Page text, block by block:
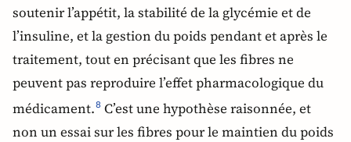
soutenir l’appétit, la stabilité de la glycémie et de
l’insuline, et la gestion du poids pendant et après le
traitement, tout en précisant que les fibres ne
peuvent pas reproduire l’effet pharmacologique du
médicament.8 C’est une hypothèse raisonnée, et
non un essai sur les fibres pour le maintien du poids